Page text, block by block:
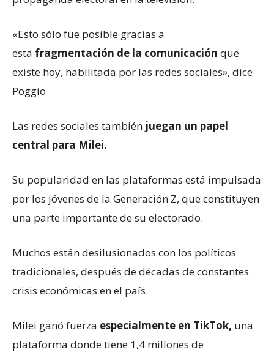
«Esto sólo fue posible gracias a
esta fragmentación de la comunicación que
existe hoy, habilitada por las redes sociales», dice
Poggio
Las redes sociales también juegan un papel
central para Milei.
Su popularidad en las plataformas está impulsada
por los jóvenes de la Generación Z, que constituyen
una parte importante de su electorado.
Muchos están desilusionados con los políticos
tradicionales, después de décadas de constantes
crisis económicas en el país.
Milei ganó fuerza especialmente en TikTok, una
plataforma donde tiene 1,4 millones de